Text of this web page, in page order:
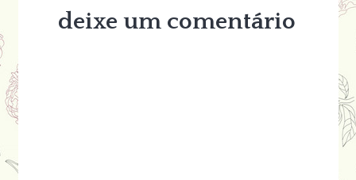
deixe um comentário